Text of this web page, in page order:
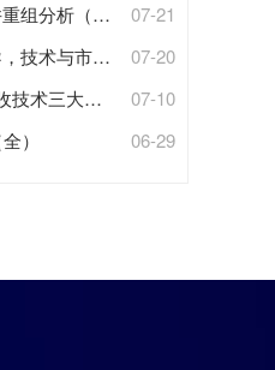
【投资视角】启示2026：中国折叠屏手机行业投融资及兼并重组分析（附投融资汇总、
07-21
市场双轮驱动
07-20
协同发力【组图】
07-10
） 06-29